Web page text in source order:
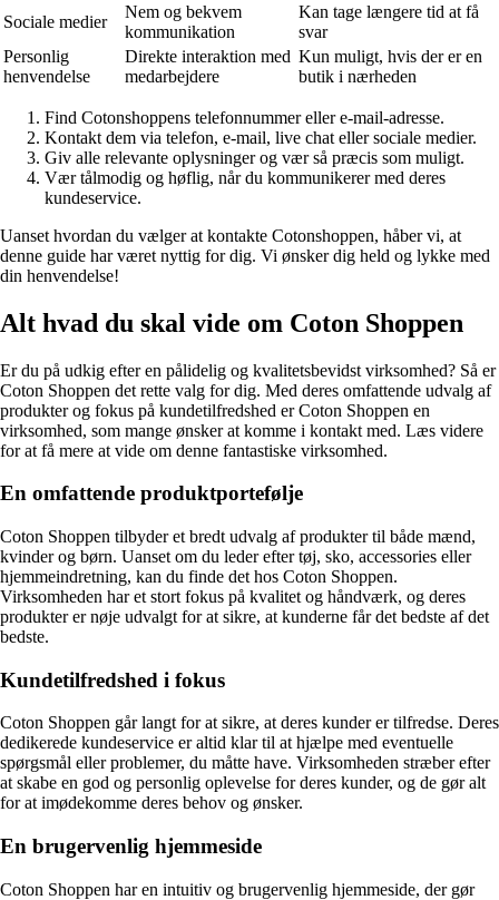
Sociale medier
Nem og bekvem
kommunikation
Kan tage længere tid at få
svar
Personlig
henvendelse
Direkte interaktion med
medarbejdere
Kun muligt, hvis der er en
butik i nærheden
Find Cotonshoppens telefonnummer eller e-mail-adresse.
Kontakt dem via telefon, e-mail, live chat eller sociale medier.
Giv alle relevante oplysninger og vær så præcis som muligt.
Vær tålmodig og høflig, når du kommunikerer med deres
kundeservice.
Uanset hvordan du vælger at kontakte Cotonshoppen, håber vi, at
denne guide har været nyttig for dig. Vi ønsker dig held og lykke med
din henvendelse!
Alt hvad du skal vide om Coton Shoppen
Er du på udkig efter en pålidelig og kvalitetsbevidst virksomhed? Så er
Coton Shoppen det rette valg for dig. Med deres omfattende udvalg af
produkter og fokus på kundetilfredshed er Coton Shoppen en
virksomhed, som mange ønsker at komme i kontakt med. Læs videre
for at få mere at vide om denne fantastiske virksomhed.
En omfattende produktportefølje
Coton Shoppen tilbyder et bredt udvalg af produkter til både mænd,
kvinder og børn. Uanset om du leder efter tøj, sko, accessories eller
hjemmeindretning, kan du finde det hos Coton Shoppen.
Virksomheden har et stort fokus på kvalitet og håndværk, og deres
produkter er nøje udvalgt for at sikre, at kunderne får det bedste af det
bedste.
Kundetilfredshed i fokus
Coton Shoppen går langt for at sikre, at deres kunder er tilfredse. Deres
dedikerede kundeservice er altid klar til at hjælpe med eventuelle
spørgsmål eller problemer, du måtte have. Virksomheden stræber efter
at skabe en god og personlig oplevelse for deres kunder, og de gør alt
for at imødekomme deres behov og ønsker.
En brugervenlig hjemmeside
Coton Shoppen har en intuitiv og brugervenlig hjemmeside, der gør